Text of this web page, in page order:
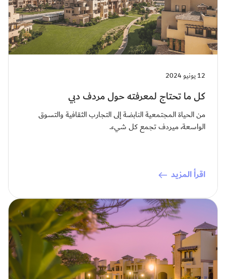
12 يونيو 2024
كل ما تحتاج لمعرفته حول مردف دبي
من الحياة المجتمعية النابضة إلى التجارب الثقافية والتسوق
الواسعة، ميردف تجمع كل شيء.
اقرأ المزيد